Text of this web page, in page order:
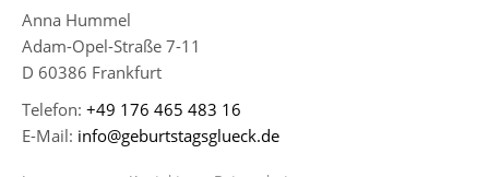
Anna Hummel
Adam-Opel-Straße 7-11
D 60386 Frankfurt
Telefon: +49 176 465 483 16
E-Mail: info@geburtstagsglueck.de